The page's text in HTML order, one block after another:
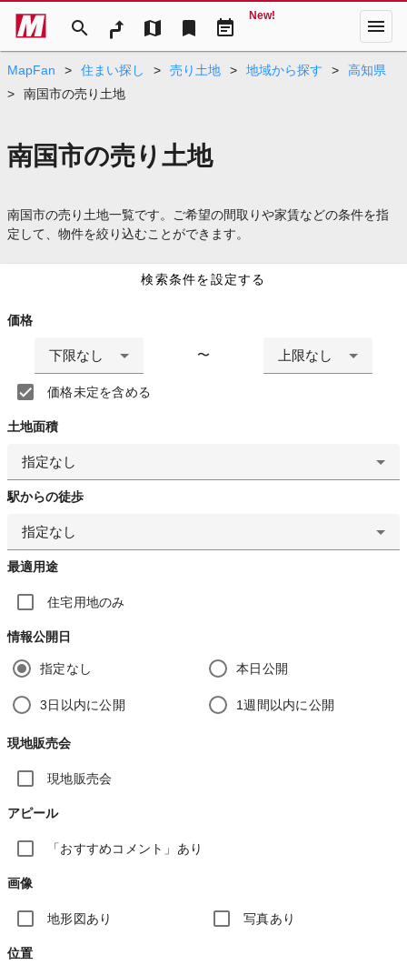
search map bookmark event_note
New! menu
MapFan > 住まい探し > 売り土地 > 地域から探す >
高知県
>
南国市の売り土地
南国市の売り土地
南国市の売り土地一覧です。ご希望の間取りや家賃などの条件を指
定して、物件を絞り込むことができます。
検索条件を設定する
価格
下限なし 〜 上限なし
価格未定を含める
土地面積
指定なし
駅からの徒歩
指定なし
最適用途
住宅用地のみ
情報公開日
指定なし 本日公開
3日以内に公開 1週間以内に公開
現地販売会
現地販売会
アピール
「おすすめコメント」あり
画像
地形図あり 写真あり
位置